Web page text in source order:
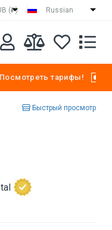
(₽) Russian
Посмотреть тарифы!
Быстрый просмотр